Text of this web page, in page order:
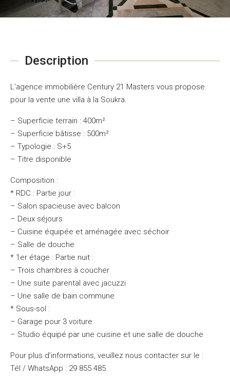
Description
L’agence immobilière Century 21 Masters vous propose
pour la vente une villa à la Soukra.
– Superficie terrain : 400m²
– Superficie bâtisse : 500m²
– Typologie : S+5
– Titre disponible
Composition :
* RDC : Partie jour :
– Salon spacieuse avec balcon
– Deux séjours
– Cuisine équipée et aménagée avec séchoir
– Salle de douche
* 1er étage : Partie nuit :
– Trois chambres à coucher
– Une suite parental avec jacuzzi
– Une salle de bain commune
* Sous-sol :
– Garage pour 3 voiture
– Studio équipé par une cuisine et une salle de douche
Pour plus d’informations, veuillez nous contacter sur le :
Tél / WhatsApp : 29 855 485